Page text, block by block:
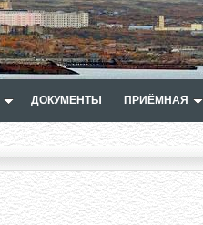
ДОКУМЕНТЫ ПРИЁМНАЯ